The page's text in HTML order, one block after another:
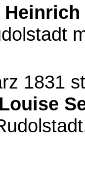
1831